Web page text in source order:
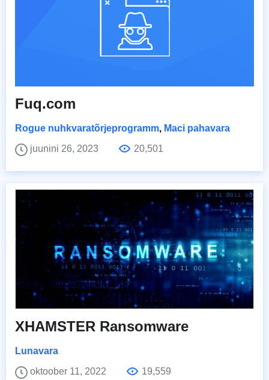
Fuq.com
Rogue nuhkvaratõrjeprogramm, Maci pahavara
juunini 26, 2023
20,501
XHAMSTER Ransomware
Lunavara
oktoober 11, 2022
19,559